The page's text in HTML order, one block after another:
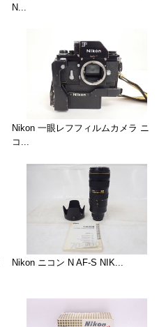
N...
Nikon 一眼レフフィルムカメラ ニ
コ...
Nikon ニコン N AF-S NIK...